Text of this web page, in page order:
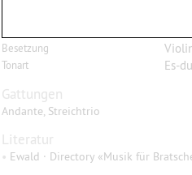
Besetzung
Tonart Es-
Gattungen
Andante, Streichtrio
Literatur
• Ewald · Directory «Musik für